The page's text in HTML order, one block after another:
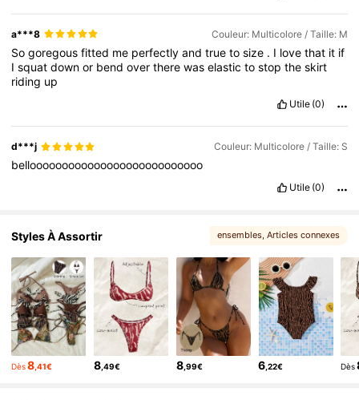
a***8 Couleur: Multicolore / Taille: M
Sogoregousfitted me perfectlyandtruetosize . I lovethat it if
Isquatdownor bendovertherewaselastictostoptheskirt
riding up
Utile (0)
d***j Couleur: Multicolore / Taille: S
bellooooooooooooooooooooooooooo
Utile (0)
Styles À Assortir ensembles, Articles connexes
Dès8 ,41€ 8 ,49€ 8,99€ 6 ,22€ Dès